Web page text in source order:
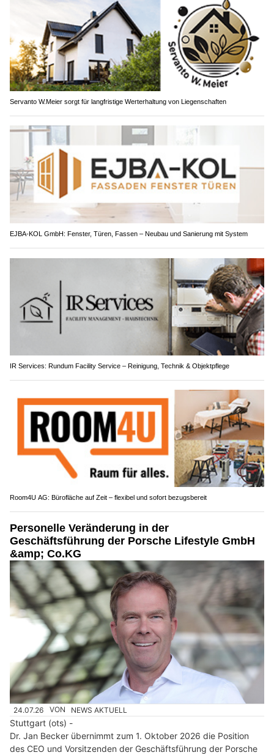
Servanto W.Meier sorgt für langfristige Werterhaltung von Liegenschaften
EJBA-KOL GmbH: Fenster, Türen, Fassen – Neubau und Sanierung mit System
IR Services: Rundum Facility Service – Reinigung, Technik & Objektpflege
Room4U AG: Bürofläche auf Zeit – flexibel und sofort bezugsbereit
Personelle Veränderung in der
Geschäftsführung der Porsche Lifestyle GmbH
&amp; Co.KG
24.07.26 VON NEWS AKTUELL
Stuttgart (ots) -
Dr. Jan Becker übernimmt zum 1. Oktober 2026 die Position
des CEO und Vorsitzenden der Geschäftsführung der Porsche